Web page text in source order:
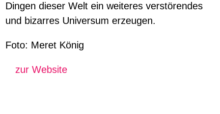
Dingen dieser Welt ein weiteres verstörendes
und bizarres Universum erzeugen.
Foto: Meret König
zur Website